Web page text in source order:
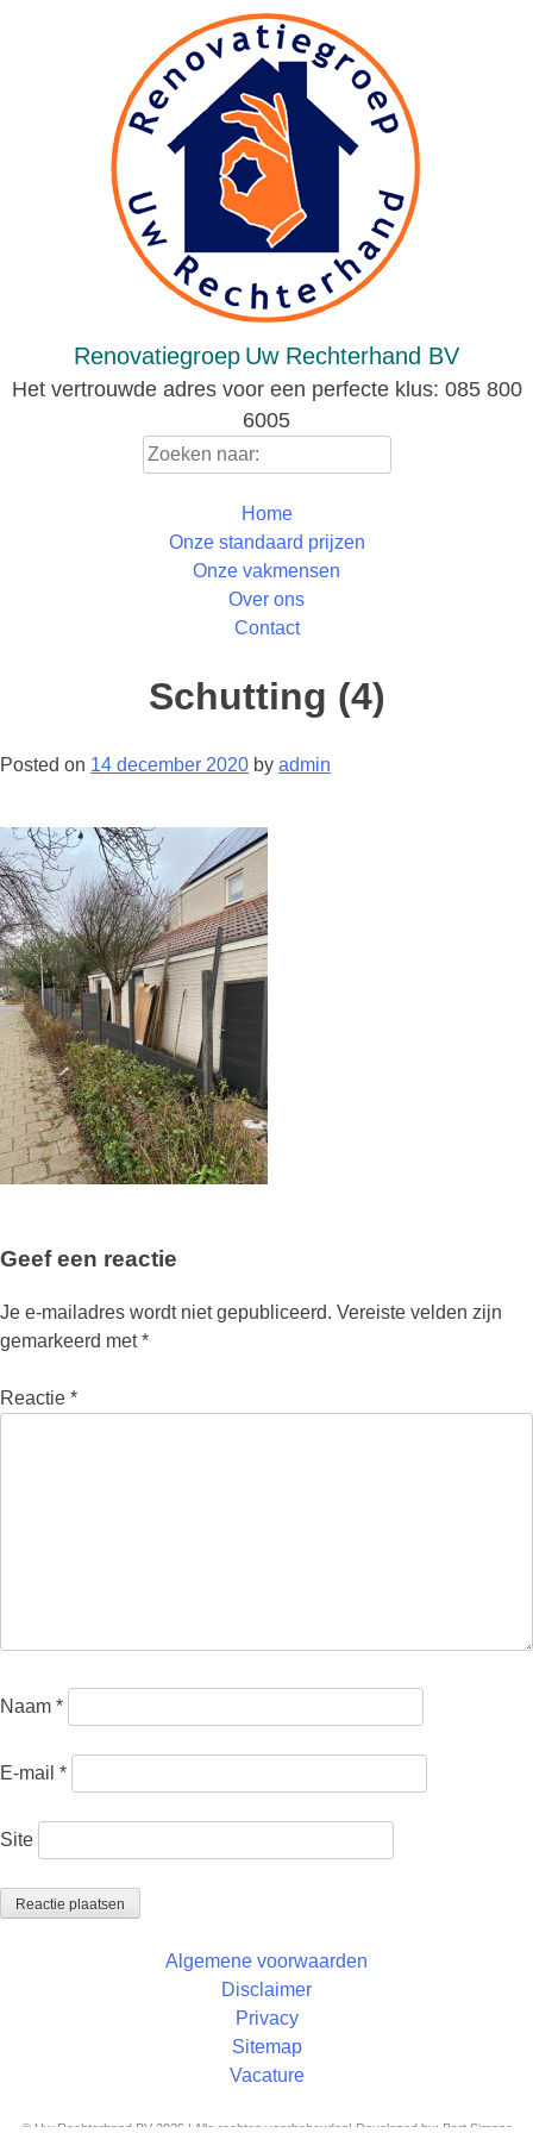
Renovatiegroep Uw Rechterhand BV
Het vertrouwde adres voor een perfecte klus: 085 800
6005
Home
Onze standaard prijzen
Onze vakmensen
Over ons
Contact
Schutting (4)
Posted on 14 december 2020 by admin
Geef een reactie
Je e-mailadres wordt niet gepubliceerd. Vereiste velden zijn
gemarkeerd met*
Reactie *
Naam *
E-mail *
Site
Algemene voorwaarden
Disclaimer
Privacy
Sitemap
Vacature
© Uw Rechterhand BV 2026 | Alle rechten voorbehouden| Developed by: Bart Simons